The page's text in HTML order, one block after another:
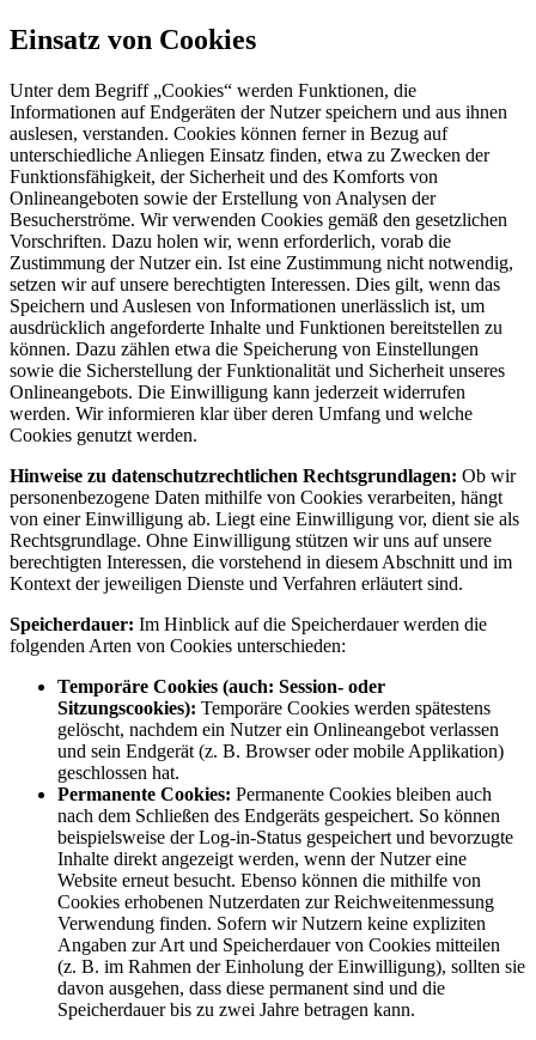
Einsatz von Cookies
Unter dem Begriff „Cookies“ werden Funktionen, die
Informationen auf Endgeräten der Nutzer speichern und aus ihnen
auslesen, verstanden. Cookies können ferner in Bezug auf
unterschiedliche Anliegen Einsatz finden, etwa zu Zwecken der
Funktionsfähigkeit, der Sicherheit und des Komforts von
Onlineangeboten sowie der Erstellung von Analysen der
Besucherströme. Wir verwenden Cookies gemäß den gesetzlichen
Vorschriften. Dazu holen wir, wenn erforderlich, vorab die
Zustimmung der Nutzer ein. Ist eine Zustimmung nicht notwendig,
setzen wir auf unsere berechtigten Interessen. Dies gilt, wenn das
Speichern und Auslesen von Informationen unerlässlich ist, um
ausdrücklich angeforderte Inhalte und Funktionen bereitstellen zu
können. Dazu zählen etwa die Speicherung von Einstellungen
sowie die Sicherstellung der Funktionalität und Sicherheit unseres
Onlineangebots. Die Einwilligung kann jederzeit widerrufen
werden. Wir informieren klar über deren Umfang und welche
Cookies genutzt werden.
Hinweise zu datenschutzrechtlichen Rechtsgrundlagen: Ob wir
personenbezogene Daten mithilfe von Cookies verarbeiten, hängt
von einer Einwilligung ab. Liegt eine Einwilligung vor, dient sie als
Rechtsgrundlage. Ohne Einwilligung stützen wir uns auf unsere
berechtigten Interessen, die vorstehend in diesem Abschnitt und im
Kontext der jeweiligen Dienste und Verfahren erläutert sind.
Speicherdauer: Im Hinblick auf die Speicherdauer werden die
folgenden Arten von Cookies unterschieden:
Temporäre Cookies (auch: Session- oder
Sitzungscookies): Temporäre Cookies werden spätestens
gelöscht, nachdem ein Nutzer ein Onlineangebot verlassen
und sein Endgerät (z. B. Browser oder mobile Applikation)
geschlossen hat.
Permanente Cookies: Permanente Cookies bleiben auch
nach dem Schließen des Endgeräts gespeichert. So können
beispielsweise der Log-in-Status gespeichert und bevorzugte
Inhalte direkt angezeigt werden, wenn der Nutzer eine
Website erneut besucht. Ebenso können die mithilfe von
Cookies erhobenen Nutzerdaten zur Reichweitenmessung
Verwendung finden. Sofern wir Nutzern keine expliziten
Angaben zur Art und Speicherdauer von Cookies mitteilen
(z. B. im Rahmen der Einholung der Einwilligung), sollten sie
davon ausgehen, dass diese permanent sind und die
Speicherdauer bis zu zwei Jahre betragen kann.